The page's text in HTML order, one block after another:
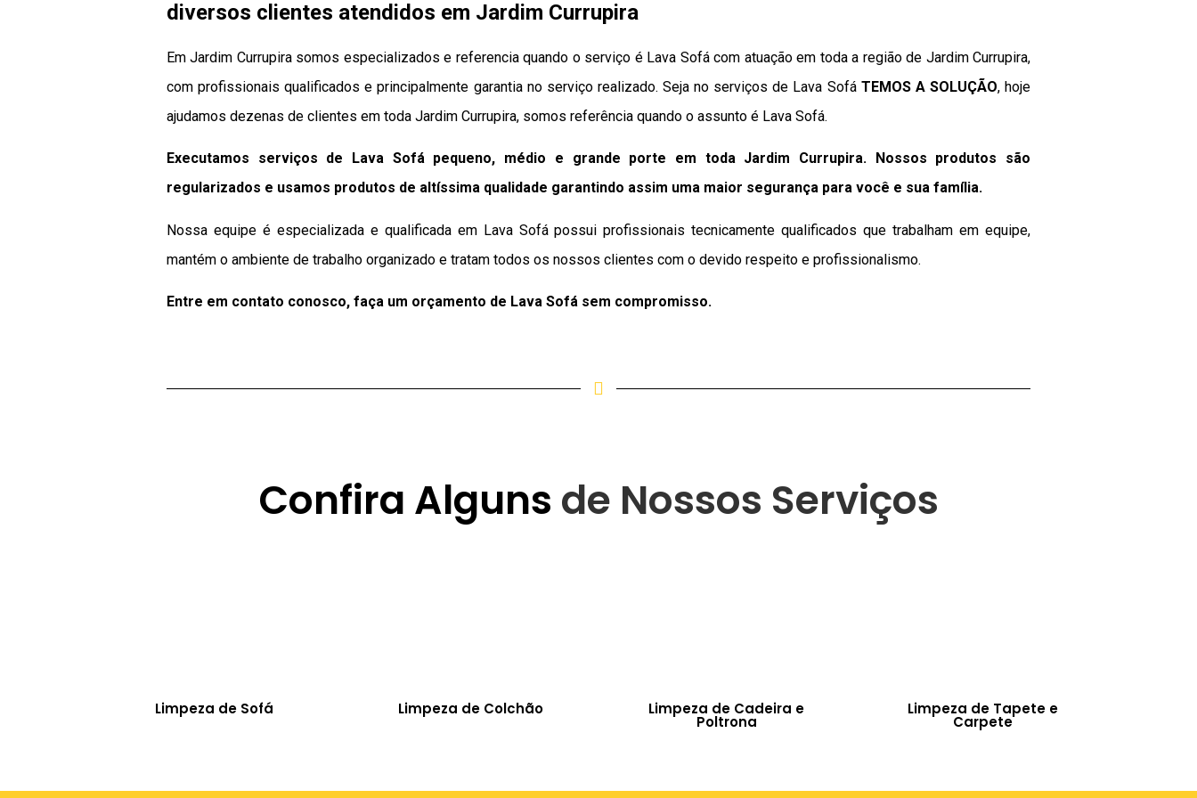
diversos clientes atendidos em Jardim Currupira
Em Jardim Currupira somos especializados e referencia quando o serviço é Lava Sofá com atuação em toda a região de Jardim Currupira,
com profissionais qualificados e principalmente garantia no serviço realizado. Seja no serviços de Lava Sofá TEMOS A SOLUÇÃO, hoje
ajudamos dezenas de clientes em toda Jardim Currupira, somos referência quando o assunto é Lava Sofá.
Executamos serviços de Lava Sofá pequeno, médio e grande porte em toda Jardim Currupira. Nossos produtos são
regularizados e usamos produtos de altíssima qualidade garantindo assim uma maior segurança para você e sua família.
Nossa equipe é especializada e qualificada em Lava Sofá possui profissionais tecnicamente qualificados que trabalham em equipe,
mantém o ambiente de trabalho organizado e tratam todos os nossos clientes com o devido respeito e profissionalismo.
Entre em contato conosco, faça um orçamento de Lava Sofá sem compromisso.
Confira Alguns de Nossos Serviços
Limpeza de Sofá Limpeza de Colchão Limpeza de Cadeira e
Poltrona
Limpeza de Tapete e
Carpete